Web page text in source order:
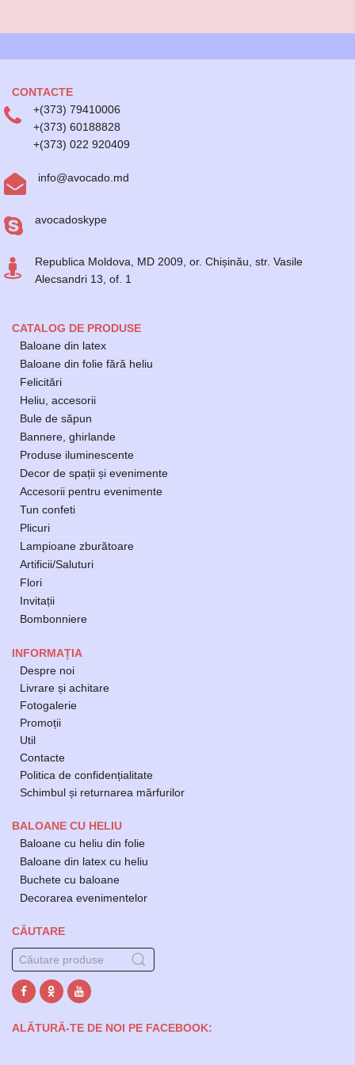
CONTACTE
+(373) 79410006
+(373) 60188828
+(373) 022 920409
info@avocado.md
avocadoskype
Republica Moldova, MD 2009, or. Chișinău, str. Vasile
Alecsandri 13, of. 1
CATALOG DE PRODUSE
Baloane din latex
Baloane din folie fără heliu
Felicitări
Heliu, accesorii
Bule de săpun
Bannere, ghirlande
Produse iluminescente
Decor de spații și evenimente
Accesorii pentru evenimente
Tun confeti
Plicuri
Lampioane zburătoare
Artificii/Saluturi
Flori
Invitații
Bombonniere
INFORMAȚIA
Despre noi
Livrare și achitare
Fotogalerie
Promoții
Util
Contacte
Politica de confidențialitate
Schimbul și returnarea mărfurilor
BALOANE CU HELIU
Baloane cu heliu din folie
Baloane din latex cu heliu
Buchete cu baloane
Decorarea evenimentelor
CĂUTARE
ALĂTURĂ-TE DE NOI PE FACEBOOK: